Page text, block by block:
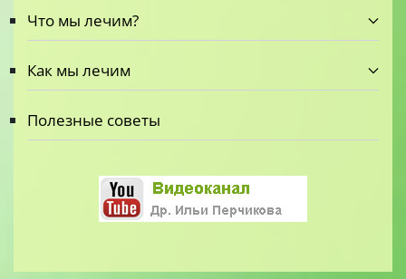
Что мы лечим?
Как мы лечим
Полезные советы